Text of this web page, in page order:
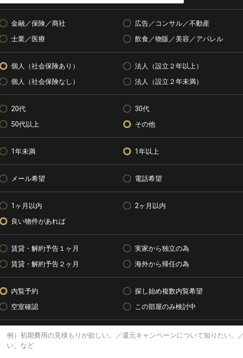
金融／保険／商社
広告／コンサル／不動産
士業／医療
飲食／物販／美容／アパレル
個人（社会保険あり）
法人（設立２年以上）
個人（社会保険なし）
法人（設立２年未満）
20代
30代
50代以上
その他
1年未満 1年以上
メール希望 電話希望
1ヶ月以内
2ヶ月以内
良い物件があれば
賃貸・解約予告１ヶ月
実家から独立の為
賃貸・解約予告２ヶ月
海外から帰任の為
内覧予約
探し始め複数内覧希望
空室確認
この部屋のみ検討中